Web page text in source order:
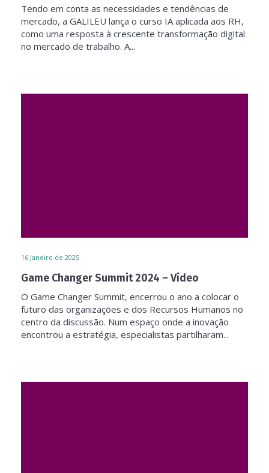
Tendo em conta as necessidades e tendências de
mercado, a GALILEU lança o curso IA aplicada aos RH,
como uma resposta à crescente transformação digital
no mercado de trabalho. A...
16 Janeiro de 2025
Game Changer Summit 2024 – Vídeo
O Game Changer Summit, encerrou o ano a colocar o
futuro das organizações e dos Recursos Humanos no
centro da discussão. Num espaço onde a inovação
encontrou a estratégia, especialistas partilharam...